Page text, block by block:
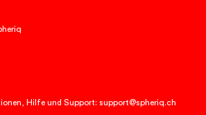
Hilfe und Support: support@spheriq.ch